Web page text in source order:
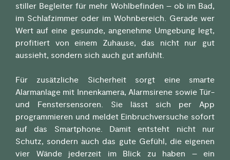
stiller Begleiter für mehr Wohlbefinden – ob im Bad,
im Schlafzimmer oder im Wohnbereich. Gerade wer
Wert auf eine gesunde, angenehme Umgebung legt,
profitiert von einem Zuhause, das nicht nur gut
aussieht, sondern sich auch gut anfühlt.
Für zusätzliche Sicherheit sorgt eine smarte
Alarmanlage mit Innenkamera, Alarmsirene sowie Tür-
und Fenstersensoren. Sie lässt sich per App
programmieren und meldet Einbruchversuche sofort
auf das Smartphone. Damit entsteht nicht nur
Schutz, sondern auch das gute Gefühl, die eigenen
vier Wände jederzeit im Blick zu haben – ein